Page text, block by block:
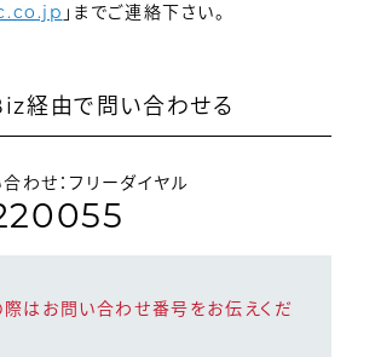
」までご連絡下さい。
経由で問い合わせる
わせ：フリーダイヤル
はお問い合わせ番号をお伝えくだ